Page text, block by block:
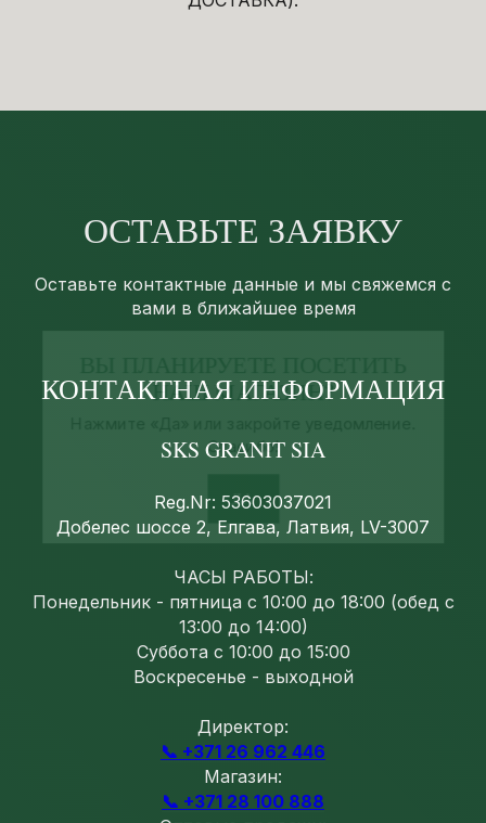
ОСТАВЬТЕ ЗАЯВКУ
Оставьте контактные данные и мы свяжемся с
вами в ближайшее время
КОНТАКТНАЯ ИНФОРМАЦИЯ
SKS GRANIT SIA
Reg.Nr: 53603037021
Добелес шоссе 2, Елгава, Латвия, LV-3007
ЧАСЫ РАБОТЫ:
Понедельник - пятница с 10:00 до 18:00 (обед с
13:00 до 14:00)
Суббота с 10:00 до 15:00
Воскресенье - выходной
Директор:
📞 +371 26 962 446
Магазин:
📞 +371 28 100 888
ВЫ ПЛАНИРУЕТЕ ПОСЕТИТЬ
Нажмите «Да» или закройте уведомление.
Спасибо!
ДА